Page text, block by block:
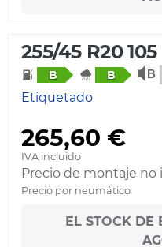
255/45 R20
B B
Etiquetado
265,60 €
IVA incluido
Precio de montaje no
Precio por neumático
EL STOCK DE